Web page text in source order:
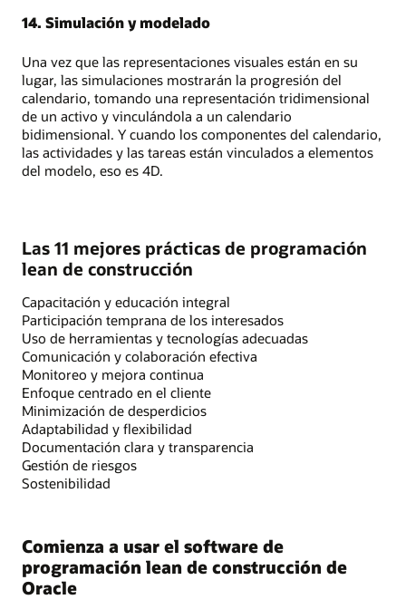
14. Simulación y modelado
Una vez que las representaciones visuales están en su
lugar, las simulaciones mostrarán la progresión del
calendario, tomando una representación tridimensional
de un activo y vinculándola a un calendario
bidimensional. Y cuando los componentes del calendario,
las actividades y las tareas están vinculados a elementos
del modelo, eso es 4D.
Las 11 mejores prácticas de programación
lean de construcción
Capacitación y educación integral
Participación temprana de los interesados
Uso de herramientas y tecnologías adecuadas
Comunicación y colaboración efectiva
Monitoreo y mejora continua
Enfoque centrado en el cliente
Minimización de desperdicios
Adaptabilidad y flexibilidad
Documentación clara y transparencia
Gestión de riesgos
Sostenibilidad
Comienza a usar el software de
programación lean de construcción de
Oracle